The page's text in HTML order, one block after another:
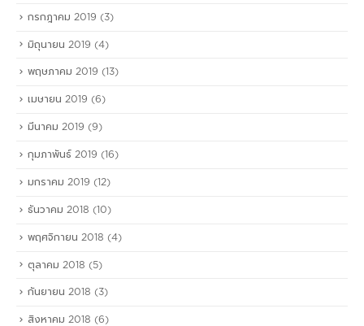
กรกฎาคม 2019 (3)
มิถุนายน 2019 (4)
พฤษภาคม 2019 (13)
เมษายน 2019 (6)
มีนาคม 2019 (9)
กุมภาพันธ์ 2019 (16)
มกราคม 2019 (12)
ธันวาคม 2018 (10)
พฤศจิกายน 2018 (4)
ตุลาคม 2018 (5)
กันยายน 2018 (3)
สิงหาคม 2018 (6)